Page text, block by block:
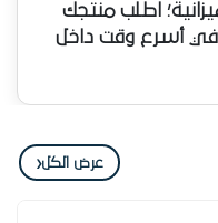
اطلب منتجك
في أسرع وقت داخل
عرض الكل‹